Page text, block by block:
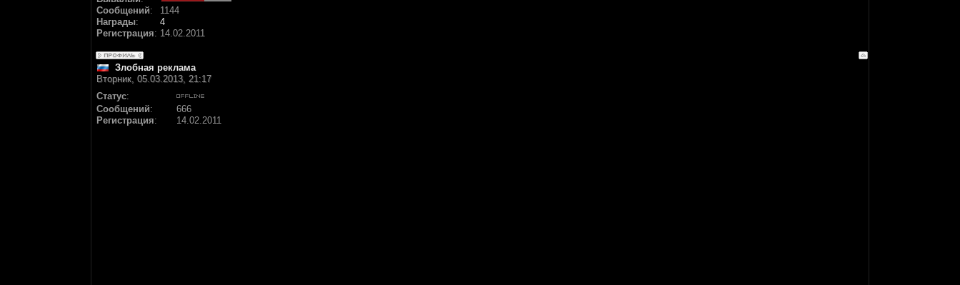
Сообщений:
1144
Награды:
4
Регистрация: 14.02.2011
Злобная реклама
Вторник, 05.03.2013, 21:17
Статус:
Сообщений:
666
Регистрация: 14.02.2011